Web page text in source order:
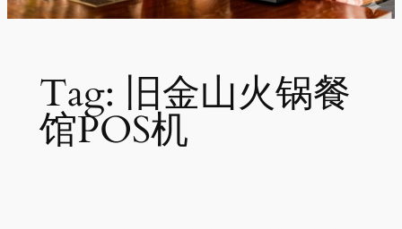
Tag: 旧金山火锅餐
馆POS机